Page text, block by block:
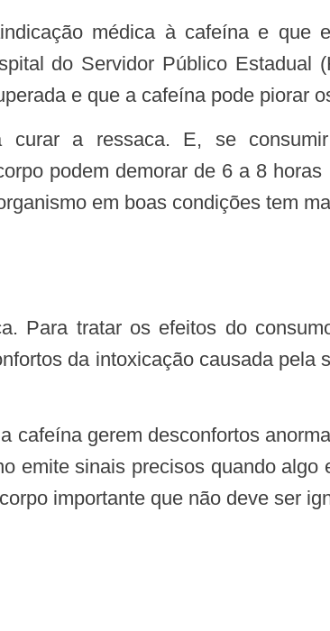
do Servidor Público Estadual
e que a cafeína pode piorar
podem demorar de 6 a 8
em boas condições tem
da intoxicação causada pela
emite sinais precisos quando algo
importante que não deve ser